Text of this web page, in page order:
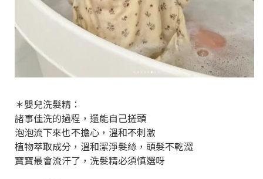
＊嬰兒洗髮精：
諸事佳洗的過程，還能自己搓頭
泡泡流下來也不擔心，溫和不刺激
植物萃取成分，溫和潔淨髮絲，頭髮不乾澀
寶寶最會流汗了，洗髮精必須慎選呀